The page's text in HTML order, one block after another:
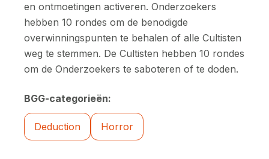
en ontmoetingen activeren. Onderzoekers
hebben 10 rondes om de benodigde
overwinningspunten te behalen of alle Cultisten
weg te stemmen. De Cultisten hebben 10 rondes
om de Onderzoekers te saboteren of te doden.
BGG-categorieën:
Deduction Horror